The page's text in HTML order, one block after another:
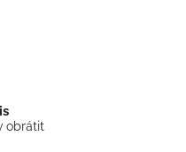
obrátit